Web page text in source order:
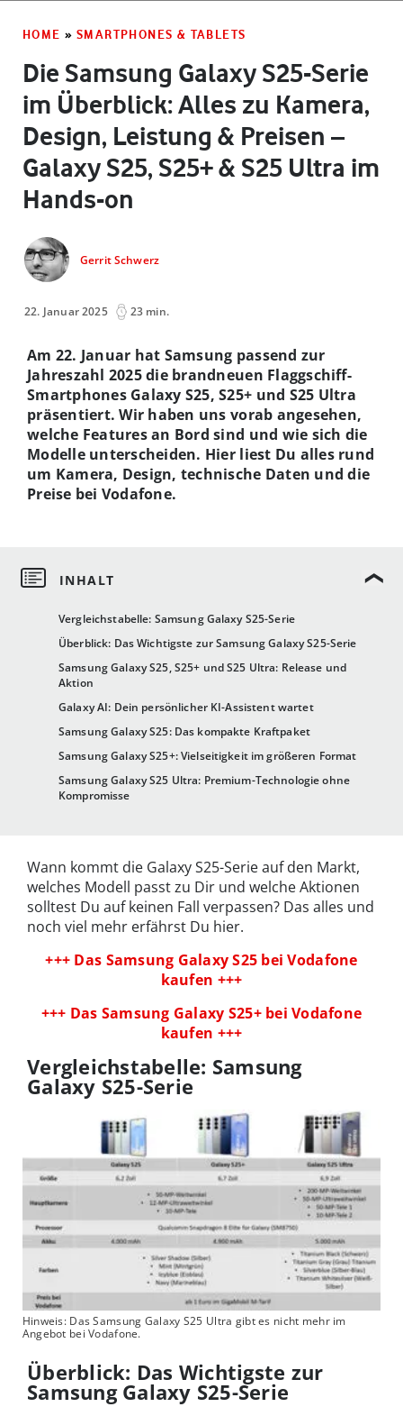
HOME » SMARTPHONES & TABLETS
Die Samsung Galaxy S25-Serie
im Überblick: Alles zu Kamera,
Design, Leistung & Preisen –
Galaxy S25, S25+ & S25 Ultra im
Hands-on
Gerrit Schwerz
22. Januar 2025 23 min.
Vergleichstabelle: Samsung Galaxy S25-Serie
Überblick: Das Wichtigste zur Samsung Galaxy S25-Serie
Samsung Galaxy S25, S25+ und S25 Ultra: Release und
Aktion
Galaxy AI: Dein persönlicher KI-Assistent wartet
Samsung Galaxy S25: Das kompakte Kraftpaket
Samsung Galaxy S25+: Vielseitigkeit im größeren Format
Samsung Galaxy S25 Ultra: Premium-Technologie ohne
Kompromisse
Am 22. Januar hat Samsung passend zur
Jahreszahl 2025 die brandneuen Flaggschiff-
Smartphones Galaxy S25, S25+ und S25 Ultra
präsentiert. Wir haben uns vorab angesehen,
welche Features an Bord sind und wie sich die
Modelle unterscheiden. Hier liest Du alles rund
um Kamera, Design, technische Daten und die
Preise bei Vodafone.
Wann kommt die Galaxy S25-Serie auf den Markt,
welches Modell passt zu Dir und welche Aktionen
solltest Du auf keinen Fall verpassen? Das alles und
noch viel mehr erfährst Du hier.
+++ Das Samsung Galaxy S25 bei Vodafone
kaufen +++
+++ Das Samsung Galaxy S25+ bei Vodafone
kaufen +++
Vergleichstabelle: Samsung
Galaxy S25-Serie
Hinweis: Das Samsung Galaxy S25 Ultra gibt es nicht mehr im
Angebot bei Vodafone.
Überblick: Das Wichtigste zur
Samsung Galaxy S25-Serie